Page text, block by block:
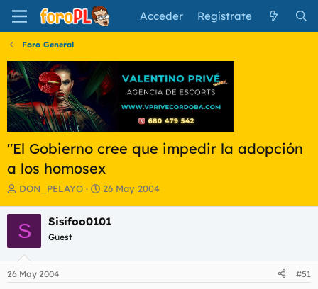
Acceder Regístrate
Foro General
"El Gobierno cree que impedir la adopción
a los homosex
I
i
c
i
a
d
o
DON_PELAYO
F
h
e
26 May 2004
S Sisifoo0101
Guest
26 May 2004 #51